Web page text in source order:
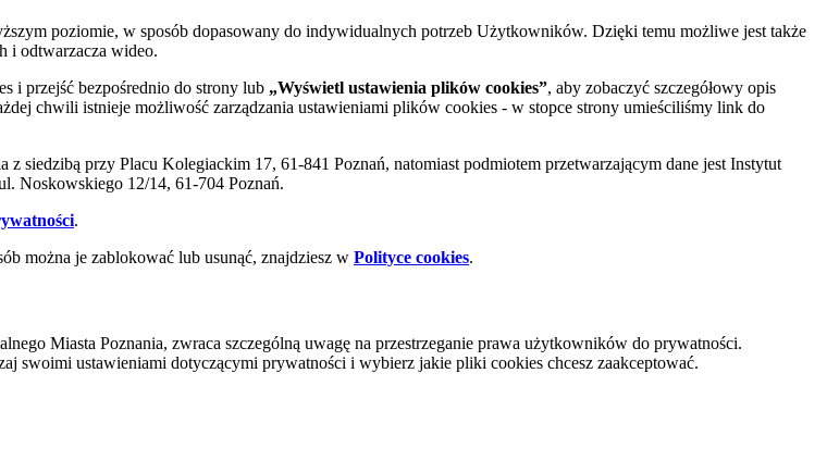
poziomie, w sposób dopasowany do indywidualnych potrzeb Użytkowników. Dzięki temu możliwe jest także
i odtwarzacza wideo.
i przejść bezpośrednio do strony lub „Wyświetl ustawienia plików cookies”, aby zobaczyć szczegółowy opis
chwili istnieje możliwość zarządzania ustawieniami plików cookies - w stopce strony umieściliśmy link do
siedzibą przy Placu Kolegiackim 17, 61-841 Poznań, natomiast podmiotem przetwarzającym dane jest Instytut
Noskowskiego 12/14, 61-704 Poznań.
.
można je zablokować lub usunąć, znajdziesz w Polityce cookies.
Miasta Poznania, zwraca szczególną uwagę na przestrzeganie prawa użytkowników do prywatności.
swoimi ustawieniami dotyczącymi prywatności i wybierz jakie pliki cookies chcesz zaakceptować.